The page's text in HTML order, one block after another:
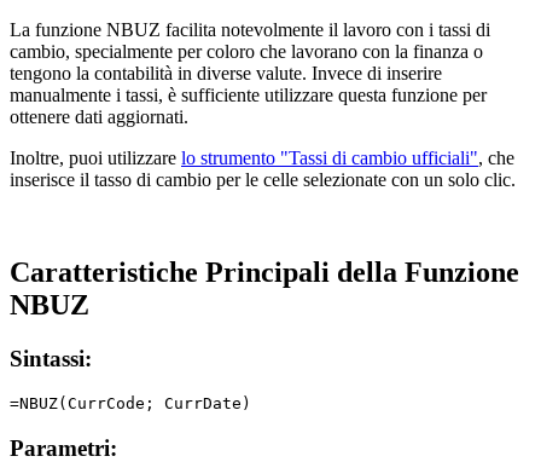
La funzione NBUZ facilita notevolmente il lavoro con i tassi di
cambio, specialmente per coloro che lavorano con la finanza o
tengono la contabilità in diverse valute. Invece di inserire
manualmente i tassi, è sufficiente utilizzare questa funzione per
ottenere dati aggiornati.
Inoltre, puoi utilizzare lo strumento "Tassi di cambio ufficiali", che
inserisce il tasso di cambio per le celle selezionate con un solo clic.
Caratteristiche Principali della Funzione
NBUZ
Sintassi:
Parametri: